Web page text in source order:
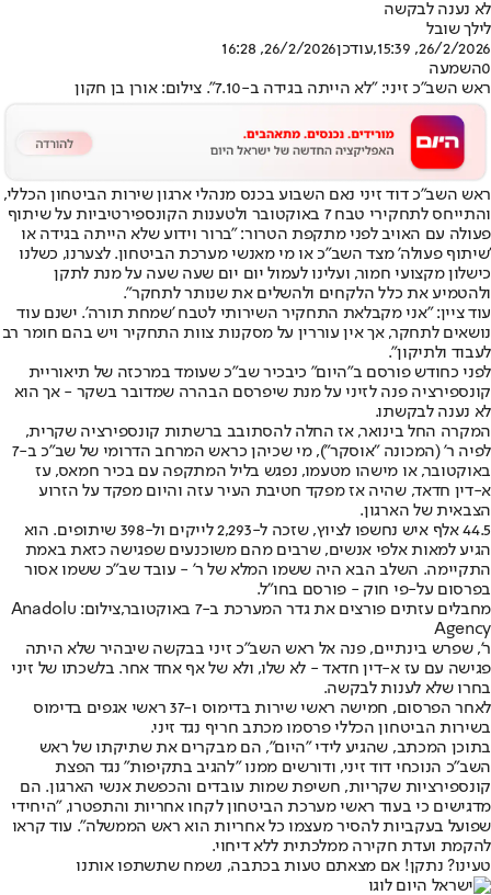
לא נענה לבקשה
לילך שובל
26/2/2026, 15:39
,עודכן26/2/2026, 16:28
0השמעה
ראש השב"כ זיני: "לא הייתה בגידה ב-7.10". צילום: אורן בן חקון
ראש השב"כ דוד זיני נאם השבוע בכנס מנהלי ארגון שירות הביטחון הכללי,
והתייחס לתחקירי טבח 7 באוקטובר ולטענות הקונספירטיביות על שיתוף
פעולה עם האויב לפני מתקפת הטרור: "ברור וידוע שלא הייתה בגידה או
'שיתוף פעולה' מצד השב"כ או מי מאנשי מערכת הביטחון. לצערנו, כשלנו
כישלון מקצועי חמור, ועלינו לעמול יום יום שעה שעה על מנת לתקן
ולהטמיע את כלל הלקחים ולהשלים את שנותר לתחקר".
עוד ציין: "אני מקבלאת התחקיר השירותי לטבח 'שמחת תורה'. ישנם עוד
נושאים לתחקר, אך אין עוררין על מסקנות צוות התחקיר ויש בהם חומר רב
לעבוד ולתיקון".
לפני כחודש פורסם ב"היום" כיבכיר שב"כ שעומד במרכזה של תיאוריית
קונספירציה פנה לזיני על מנת שיפרסם הבהרה שמדובר בשקר - אך הוא
לא נענה לבקשתו.
המקרה החל בינואר, אז החלה להסתובב ברשתות קונספירציה שקרית,
לפיה ר' (המכונה "אוסקר"), מי שכיהן כראש המרחב הדרומי של שב"כ ב-7
באוקטובר, או מישהו מטעמו, נפגש בליל המתקפה עם בכיר חמאס, עז
א-דין חדאד, שהיה אז מפקד חטיבת העיר עזה והיום מפקד על הזרוע
הצבאית של הארגון.
44.5 אלף איש נחשפו לציוץ, שזכה ל-2,293 לייקים ול-398 שיתופים. הוא
הגיע למאות אלפי אנשים, שרבים מהם משוכנעים שפגישה כזאת באמת
התקיימה. השלב הבא היה ששמו המלא של ר' - עובד שב"כ ששמו אסור
בפרסום על-פי חוק - פורסם בחו"ל.
מחבלים עזתים פורצים את גדר המערכת ב-7 באוקטובר,צילום: Anadolu
Agency
ר', שפרש בינתיים, פנה אל ראש השב"כ זיני בבקשה שיבהיר שלא היתה
פגישה עם עז א-דין חדאד - לא שלו, ולא של אף אחד אחר. בלשכתו של זיני
בחרו שלא לענות לבקשה.
לאחר הפרסום, חמישה ראשי שירות בדימוס ו-37 ראשי אגפים בדימוס
בשירות הביטחון הכללי פרסמו מכתב חריף נגד זיני.
בתוכן המכתב, שהגיע לידי "היום", הם מבקרים את שתיקתו של ראש
השב"כ הנוכחי דוד זיני, ודורשים ממנו "להגיב בתקיפות" נגד הפצת
קונספירציות שקריות, חשיפת שמות עובדים והכפשת אנשי הארגון. הם
מדגישים כי בעוד ראשי מערכת הביטחון לקחו אחריות והתפטרו, "היחידי
שפועל בעקביות להסיר מעצמו כל אחריות הוא ראש הממשלה". עוד קראו
להקמת ועדת חקירה ממלכתית ללא דיחוי.
טעינו? נתקן! אם מצאתם טעות בכתבה, נשמח שתשתפו אותנו